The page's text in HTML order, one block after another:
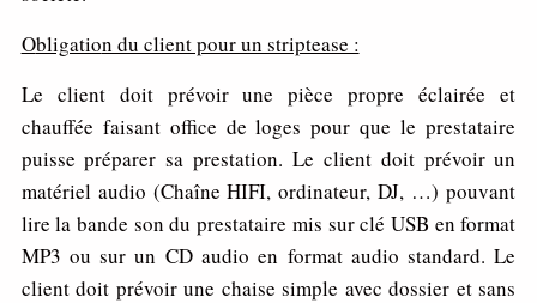
Obligation du client pour un striptease :
Le client doit prévoir une pièce propre éclairée et
chauffée faisant office de loges pour que le prestataire
puisse préparer sa prestation. Le client doit prévoir un
matériel audio (Chaîne HIFI, ordinateur, DJ, …) pouvant
lire la bande son du prestataire mis sur clé USB en format
MP3 ou sur un CD audio en format audio standard. Le
client doit prévoir une chaise simple avec dossier et sans